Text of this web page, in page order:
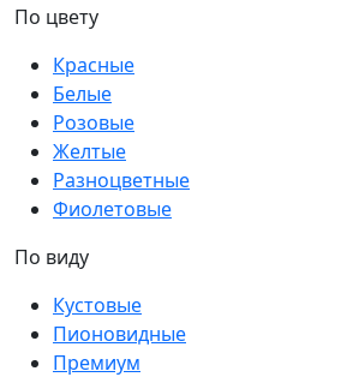
По цвету
Красные
Белые
Розовые
Желтые
Разноцветные
Фиолетовые
По виду
Кустовые
Пионовидные
Премиум